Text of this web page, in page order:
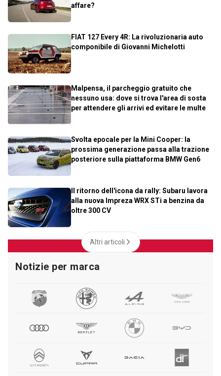
affare?
FIAT 127 Every 4R: La rivoluzionaria auto
componibile di Giovanni Michelotti
Malpensa, il parcheggio gratuito che
nessuno usa: dove si trova l'area di sosta
per attendere gli arrivi ed evitare le multe
Svolta epocale per la Mini Cooper: la
prossima generazione passa alla trazione
posteriore sulla piattaforma BMW Gen6
Il ritorno dell'icona da rally: Subaru lavora
alla nuova Impreza WRX STi a benzina da
oltre 300 CV
Altri articoli
Notizie per marca